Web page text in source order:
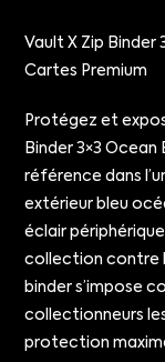
Vault X Zip Binder
Cartes Premium
Protégez et
Binder 3×3
référence dans
extérieur bleu
éclair
collection contre
binder s’impose
collectionneurs
protection